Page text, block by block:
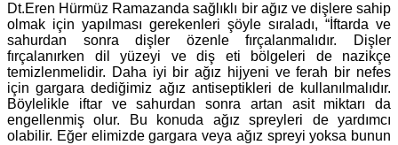
Dt.Eren Hürmüz Ramazanda sağlıklı bir ağız ve dişlere sahip
olmak için yapılması gerekenleri şöyle sıraladı, “İftarda ve
sahurdan sonra dişler özenle fırçalanmalıdır. Dişler
fırçalanırken dil yüzeyi ve diş eti bölgeleri de nazikçe
temizlenmelidir. Daha iyi bir ağız hijyeni ve ferah bir nefes
için gargara dediğimiz ağız antiseptikleri de kullanılmalıdır.
Böylelikle iftar ve sahurdan sonra artan asit miktarı da
engellenmiş olur. Bu konuda ağız spreyleri de yardımcı
olabilir. Eğer elimizde gargara veya ağız spreyi yoksa bunun